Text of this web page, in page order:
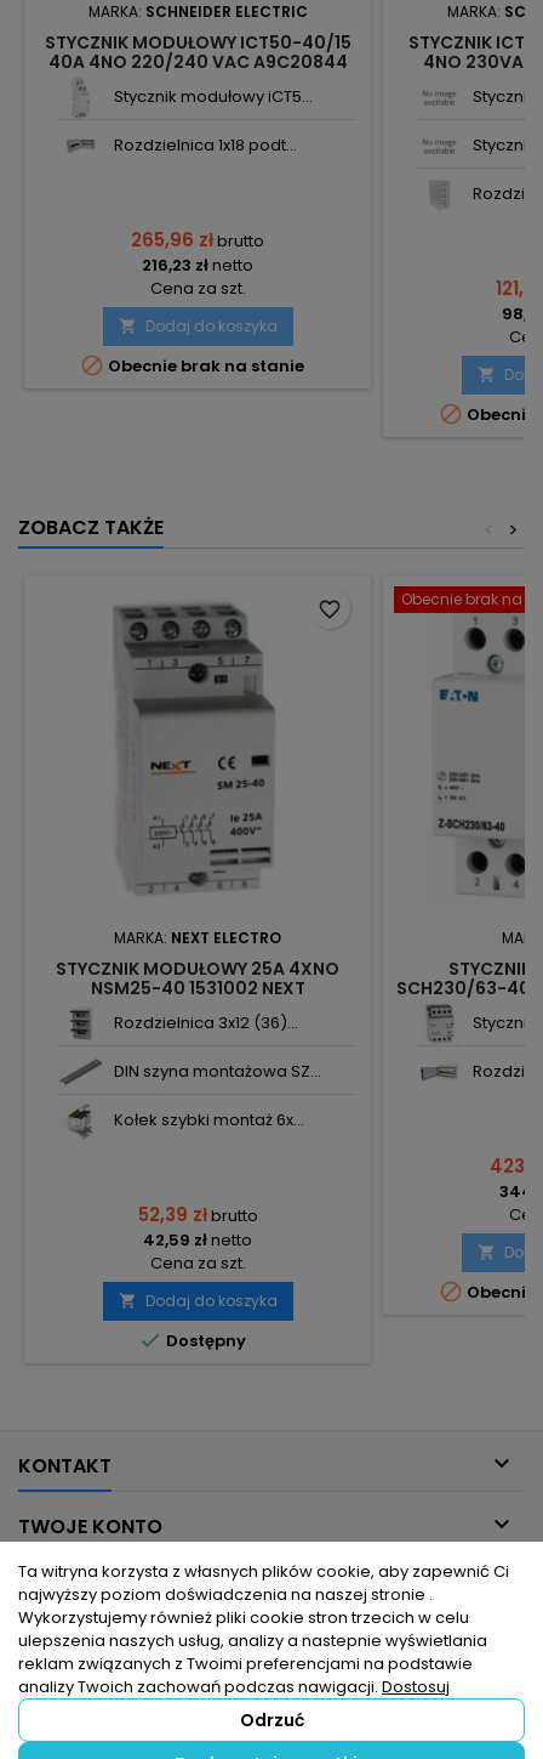
MARKA: SCHNEIDER ELECTRIC
STYCZNIK MODUŁOWY ICT50-40/15
40A 4NO 220/240 VAC A9C20844
Stycznik modułowy iCT5...
Rozdzielnica 1x18 podt...
265,96 złbrutto
216,23 złnetto
Cena za szt.
 Dodaj do koszyka
 Obecnie brak na stanie
MARKA:
STYCZNIK
4NO
Stycznik
Stycznik


ZOBACZ TAKŻE >
<
MARKA: NEXT ELECTRO
STYCZNIK MODUŁOWY 25A 4XNO
NSM25-40 1531002 NEXT
Rozdzielnica 3x12 (36)...
DIN szyna montażowa SZ...
Kołek szybki montaż 6x...
52,39 złbrutto
42,59 złnetto
Cena za szt.
 Dodaj do koszyka
 Dostępny
favorite_border Obecnie brak na
STYCZNIK
SCH230/63-40
Stycznik


KONTAKT 
TWOJE KONTO 
INFORMACJE DLA CIEBIE 
PRODUKTY
Ta witryna korzysta z własnych plików cookie, aby zapewnić Ci
najwyższy poziom doświadczenia na naszej stronie .
Wykorzystujemy również pliki cookie stron trzecich w celu
ulepszenia naszych usług, analizy a nastepnie wyświetlania
reklam związanych z Twoimi preferencjami na podstawie
analizy Twoich zachowań podczas nawigacji. Dostosuj
Odrzuć